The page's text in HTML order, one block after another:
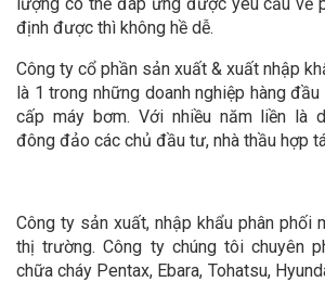
định được thì không hề dễ.
Công ty cổ phần sản xuất & xuất nhập
là 1 trong những doanh nghiệp hàng
cấp máy bơm. Với nhiều năm liền là
đông đảo các chủ đầu tư, nhà thầu hợp
Công ty sản xuất, nhập khẩu phân phối
thị trường. Công ty chúng tôi chuyên
chữa cháy Pentax, Ebara, Tohatsu,